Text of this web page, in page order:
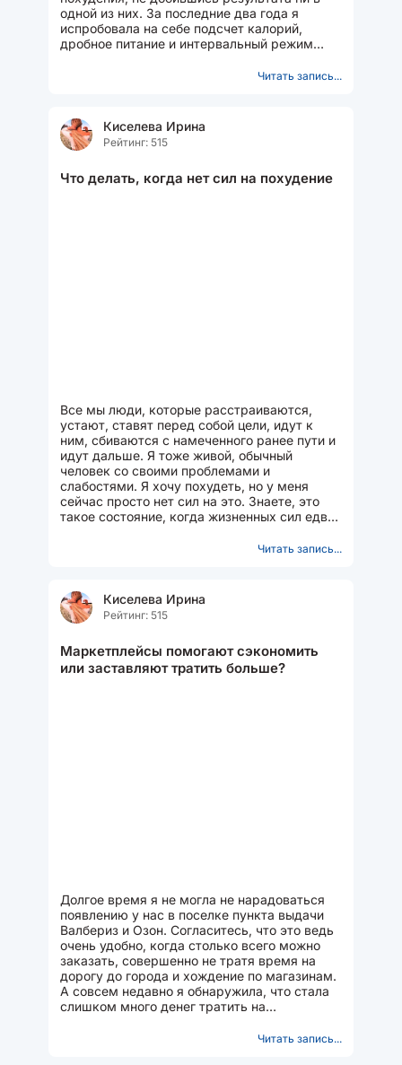
одной из них. За последние два года я
испробовала на себе подсчет калорий,
дробное питание и интервальный режим
Читать запись...
Киселева Ирина
Рейтинг: 515
Что делать, когда нет сил на похудение
Все мы люди, которые расстраиваются,
устают, ставят перед собой цели, идут к
ним, сбиваются с намеченного ранее пути и
идут дальше. Я тоже живой, обычный
человек со своими проблемами и
слабостями. Я хочу похудеть, но у меня
сейчас просто нет сил на это. Знаете, это
такое состояние, когда жизненных сил едва
Читать запись...
Киселева Ирина
Рейтинг: 515
Маркетплейсы помогают сэкономить
или заставляют тратить больше?
Долгое время я не могла не нарадоваться
появлению у нас в поселке пункта выдачи
Валбериз и Озон. Согласитесь, что это ведь
очень удобно, когда столько всего можно
заказать, совершенно не тратя время на
дорогу до города и хождение по магазинам.
А совсем недавно я обнаружила, что стала
слишком много денег тратить на
Читать запись...